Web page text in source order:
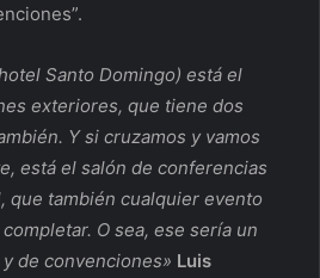
Santo Domingo) está el
exteriores, que tiene dos
Y si cruzamos y vamos
está el salón de conferencias
que también cualquier evento
O sea, ese sería un
de convenciones» Luis